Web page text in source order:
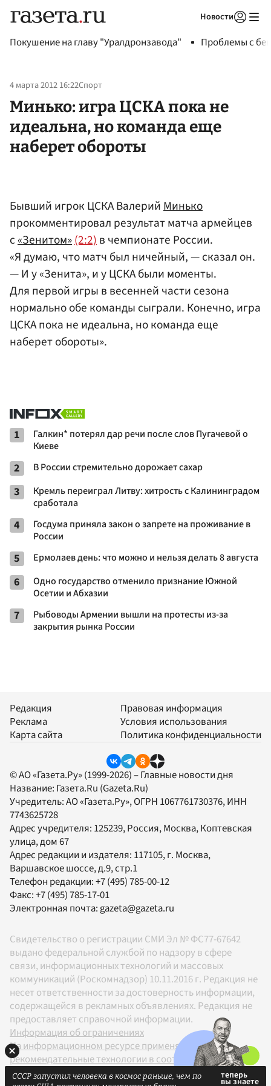
Новости
Покушение на главу "Уралдронзавода" Проблемы с
4 марта 2012 16:22Спорт
Минько: игра ЦСКА пока не
идеальна, но команда еще
наберет обороты
Бывший игрок ЦСКА ВалерийМинько
прокомментировал результат матча армейцев
с«Зенитом»(2:2)в чемпионате России.
«Я думаю, что матч был ничейный, — сказал он.
— И у «Зенита», и у ЦСКА были моменты.
Для первой игры в весенней части сезона
нормально обе команды сыграли. Конечно, игра
ЦСКА пока не идеальна, но команда еще
наберет обороты».
1
Галкин* потерял дар речи после слов Пугачевой о
Киеве
2 В России стремительно дорожает сахар
3
Кремль переиграл Литву: хитрость с Калининградом
сработала
4
Госдума приняла закон о запрете на проживание в
России
5 Ермолаев день: что можно и нельзя делать 8 августа
6
Одно государство отменило признание Южной
Осетии и Абхазии
7
Рыбоводы Армении вышли на протесты из-за
закрытия рынка России
Редакция
Реклама
Карта сайта
Правовая информация
Условия использования
Политика конфиденциальности
© АО «Газета.Ру» (1999-2026) – Главные новости дня
Название: Газета.Ru (Gazeta.Ru)
Учредитель:АО «Газета.Ру», ОГРН 1067761730376, ИНН
7743625728
Адрес учредителя: 125239, Россия, Москва, Коптевская
улица, дом 67
Адрес редакции и издателя: 117105, г. Москва,
Варшавское шоссе, д.9, стр.1
Телефон редакции:+7 (495) 785-00-12
Факс:+7 (495) 785-17-01
Электронная почта:gazeta@gazeta.ru
Свидетельство о регистрации СМИ Эл № ФС77-67642
выдано федеральной службой по надзору в сфере
связи, информационных технологий и массовых
коммуникаций (Роскомнадзор) 10.11.2016 г. Редакция не
несет ответственности за достоверность информации,
содержащейся в рекламных объявлениях. Редакция не
предоставляет справочной информации.
Информация об ограничениях
На информационном ресурсе применяются
рекомендательные технологии в соответствии с
Правилами
СССР запустил человека в космос раньше, чем по